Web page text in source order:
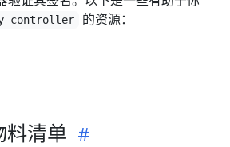
controller
的资源：
料清单